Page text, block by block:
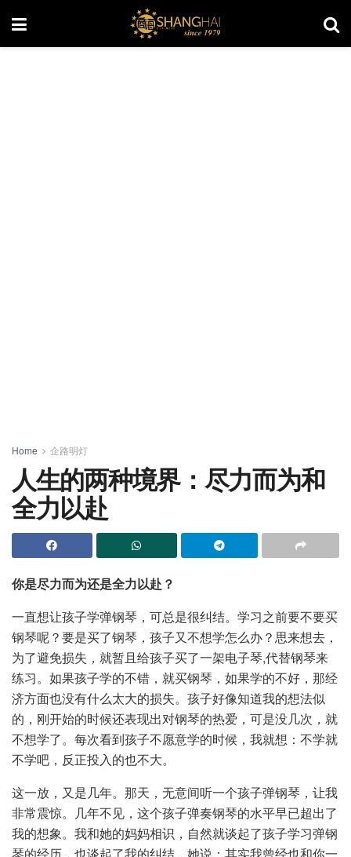
Home 企路明灯
人生的两种境界：尽力而为和
全力以赴
你是尽力而为还是全力以赴？
一直想让孩子学弹钢琴，可总是很纠结。学习之前要不要买
钢琴呢？要是买了钢琴，孩子又不想学怎么办？思来想去，
为了避免损失，就暂且给孩子买了一架电子琴,代替钢琴来
练习。如果孩子学的不错，就买钢琴，如果学的不好，那经
济方面也没有什么太大的损失。孩子好像知道我的想法似
的，刚开始的时候还表现出对钢琴的热爱，可是没几次，就
不想学了。每次看到孩子不愿意学的时候，我就想：不学就
不学吧，反正投入的也不大。
这一放，又是几年。那天，无意间听一个孩子弹钢琴，让我
非常震惊。几年不见，这个孩子弹奏钢琴的水平早已超出了
我的想象。我和她的妈妈相识，自然就谈起了孩子学习弹钢